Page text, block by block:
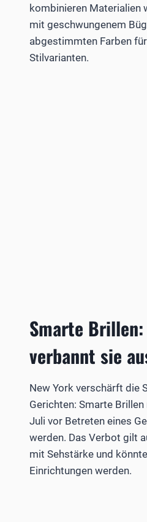
kombinieren Materialien
mit geschwungenem
abgestimmten Farben
Stilvarianten.
Smarte Brillen:
verbannt sie
New York verschärft die
Gerichten: Smarte
Juli vor Betreten eines
werden. Das Verbot gilt
mit Sehstärke und
Einrichtungen werden.